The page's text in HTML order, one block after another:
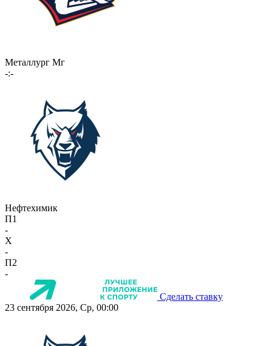
Металлург Мг
-:-
Нефтехимик
П1
-
X
-
П2
-
Сделать ставку
23 сентября 2026, Ср, 00:00